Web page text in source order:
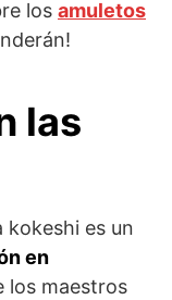
los amuletos
las
kokeshi es un
en
los maestros